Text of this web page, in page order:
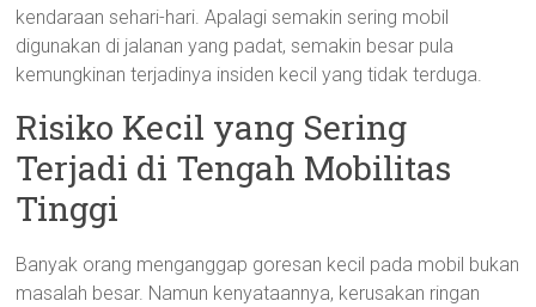
kendaraan sehari-hari. Apalagi semakin sering mobil
digunakan di jalanan yang padat, semakin besar pula
kemungkinan terjadinya insiden kecil yang tidak terduga.
Risiko Kecil yang Sering
Terjadi di Tengah Mobilitas
Tinggi
Banyak orang menganggap goresan kecil pada mobil bukan
masalah besar. Namun kenyataannya, kerusakan ringan